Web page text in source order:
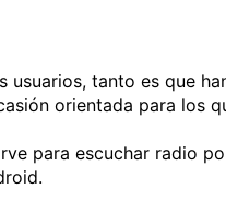
tanto es que
orientada para los
para escuchar radio